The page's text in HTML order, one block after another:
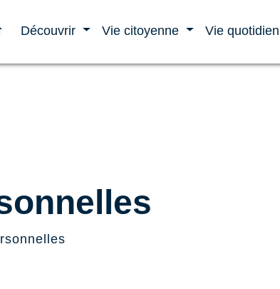
Découvrir Vie citoyenne Vie